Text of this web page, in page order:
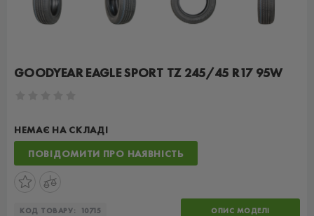
GOODYEAR EAGLE SPORT TZ 245/45 R17 95W
НЕМАЄ НА СКЛАДІ
ПОВІДОМИТИ ПРО НАЯВНІСТЬ
КОД ТОВАРУ: 10715 ОПИС МОДЕЛІ